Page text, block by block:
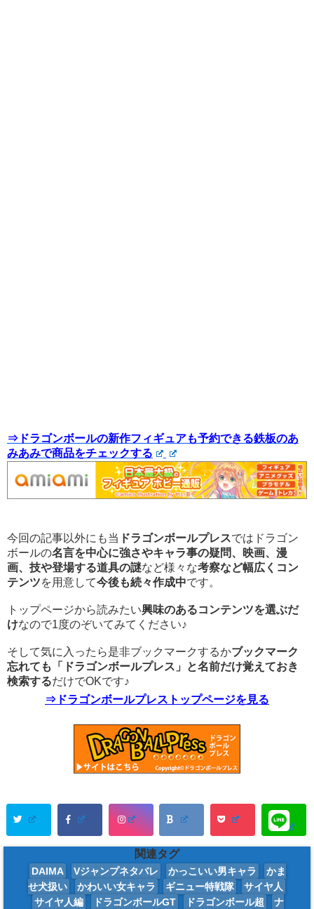
⇒ドラゴンボールの新作フィギュアも予約できる鉄板のあ
みあみで商品をチェックする
今回の記事以外にも当 ドラゴンボールプレスではドラゴン
ボールの名言を中心に強さやキャラ事の疑問、映画、漫
画、技や登場する道具の謎など様々な考察など幅広くコン
テンツを用意して今後も続々作成中です。
トップページから読みたい興味のあるコンテンツを選ぶだ
けなので1度のぞいてみてください♪
そして気に入ったら是非ブックマークするかブックマーク
忘れても「ドラゴンボールプレス」と名前だけ覚えておき
検索するだけでOKです♪
⇒ドラゴンボールプレストップページを見る
関連タグ
DAIMA Vジャンプネタバレ かっこいい男キャラ
かま
せ犬扱い
かわいい女キャラ ギニュー特戦隊
サイヤ人
サイヤ人編
ドラゴンボールGT ドラゴンボール超
ナ